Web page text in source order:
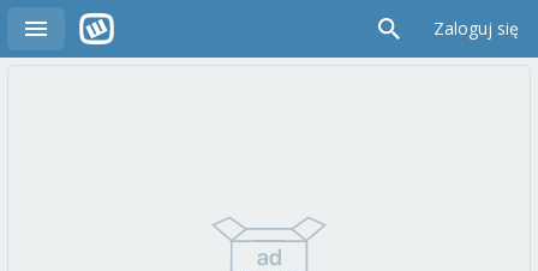
Zaloguj się